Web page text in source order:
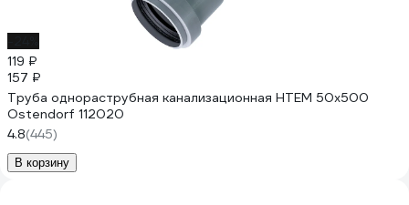
119 ₽
157 ₽
Труба однораструбная канализационная HTEM 50х500
Ostendorf 112020
4.8(445)
В корзину